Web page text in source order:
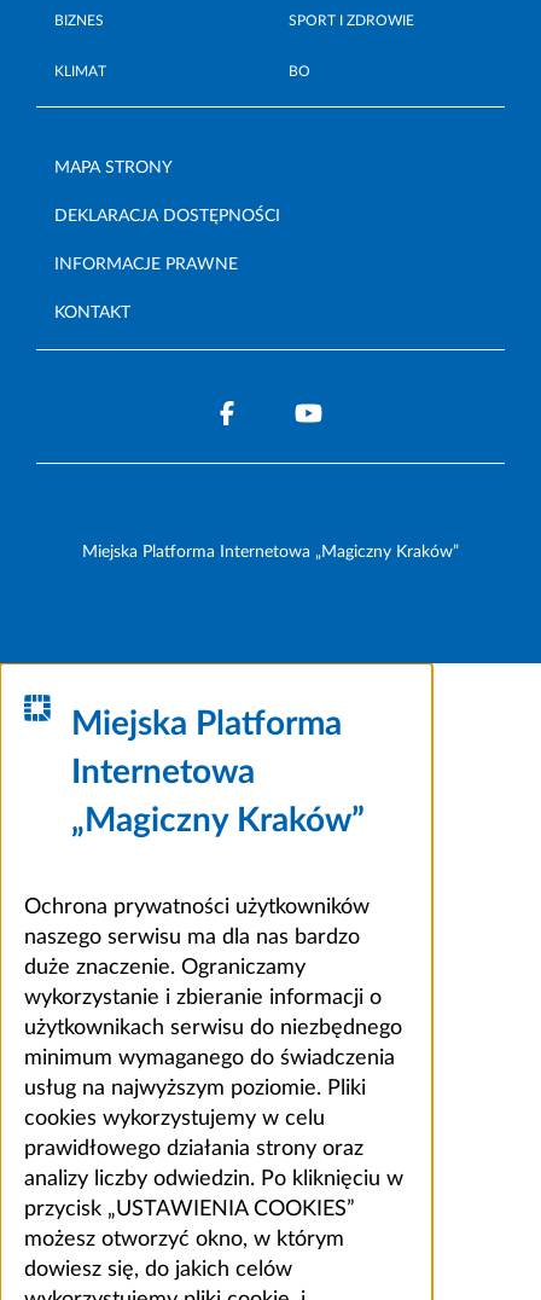
BIZNES SPORT I ZDROWIE
KLIMAT BO
MAPA STRONY
DEKLARACJA DOSTĘPNOŚCI
INFORMACJE PRAWNE
KONTAKT
Miejska Platforma Internetowa „Magiczny Kraków”
Miejska Platforma
Internetowa
„Magiczny Kraków”
Ochrona prywatności użytkowników
naszego serwisu ma dla nas bardzo
duże znaczenie. Ograniczamy
wykorzystanie i zbieranie informacji o
użytkownikach serwisu do niezbędnego
minimum wymaganego do świadczenia
usług na najwyższym poziomie. Pliki
cookies wykorzystujemy w celu
prawidłowego działania strony oraz
analizy liczby odwiedzin. Po kliknięciu w
przycisk „USTAWIENIA COOKIES”
możesz otworzyć okno, w którym
dowiesz się, do jakich celów